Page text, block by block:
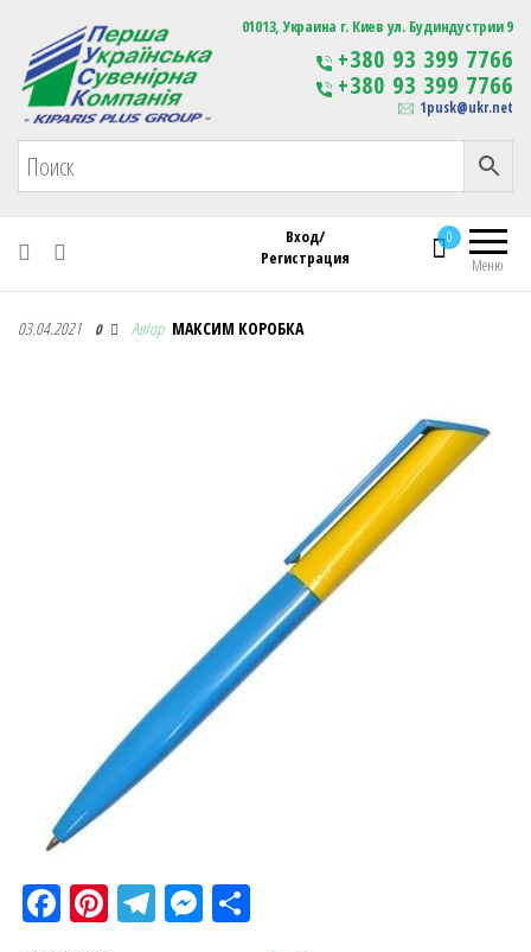
Первая Украинская Сувенирная Компания Изготовление
сувенирной продукции
с логотипом
01013, Украина г. Киев ул. Будиндустрии 9
+380 93 399 7766
+380 93 399 7766
1pusk@ukr.net
Меню
0
Вход/
Регистрация
Первая Украинская Сувенирная Компания
03.04.2021 0 Автор МАКСИМ КОРОБКА
Fa
ce
Pi
nt
Te M